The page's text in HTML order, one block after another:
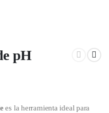
pH
es la herramienta ideal para